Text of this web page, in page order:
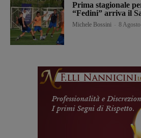
Prima stagionale
“Fedini” arriva il
Michele Bossini 8